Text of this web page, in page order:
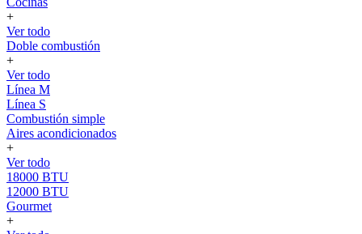
+
Ver todo
Doble combustión
+
Ver todo
Línea M
Línea S
Combustión simple
Aires acondicionados
+
Ver todo
18000 BTU
12000 BTU
Gourmet
+